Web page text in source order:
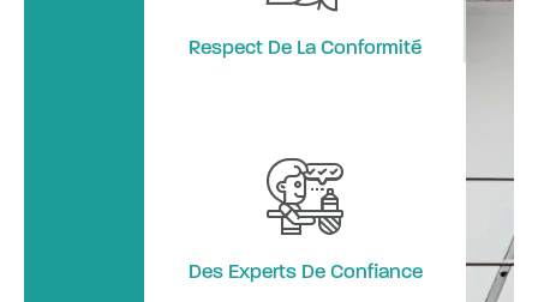
Respect De La Conformité
Des Experts De Confiance